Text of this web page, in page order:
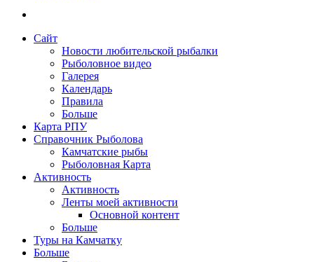
Сайт
Новости любительской рыбалки
Рыболовное видео
Галерея
Календарь
Правила
Больше
Карта РПУ
Справочник Рыболова
Камчатские рыбы
Рыболовная Карта
Активность
Активность
Ленты моей активности
Основной контент
Больше
Туры на Камчатку
Больше